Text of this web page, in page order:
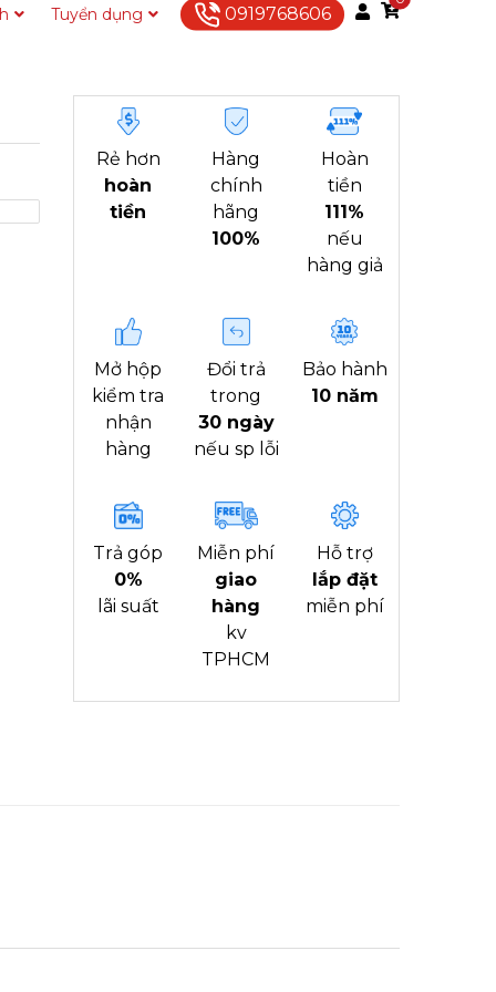
Tuyển dụng Liên hệ0919768606
Rẻ hơn
hoàn
tiền
Hàng
chính
hãng
100%
Hoàn
tiền
111%
nếu
hàng giả
Mở hộp
kiểm tra
nhận
hàng
Đổi trả
trong
30 ngày
nếu sp lỗi
Bảo hành
10 năm
Trả góp
0%
lãi suất
Miễn phí
giao
hàng
kv
TPHCM
Hỗ trợ
lắp đặt
miễn phí